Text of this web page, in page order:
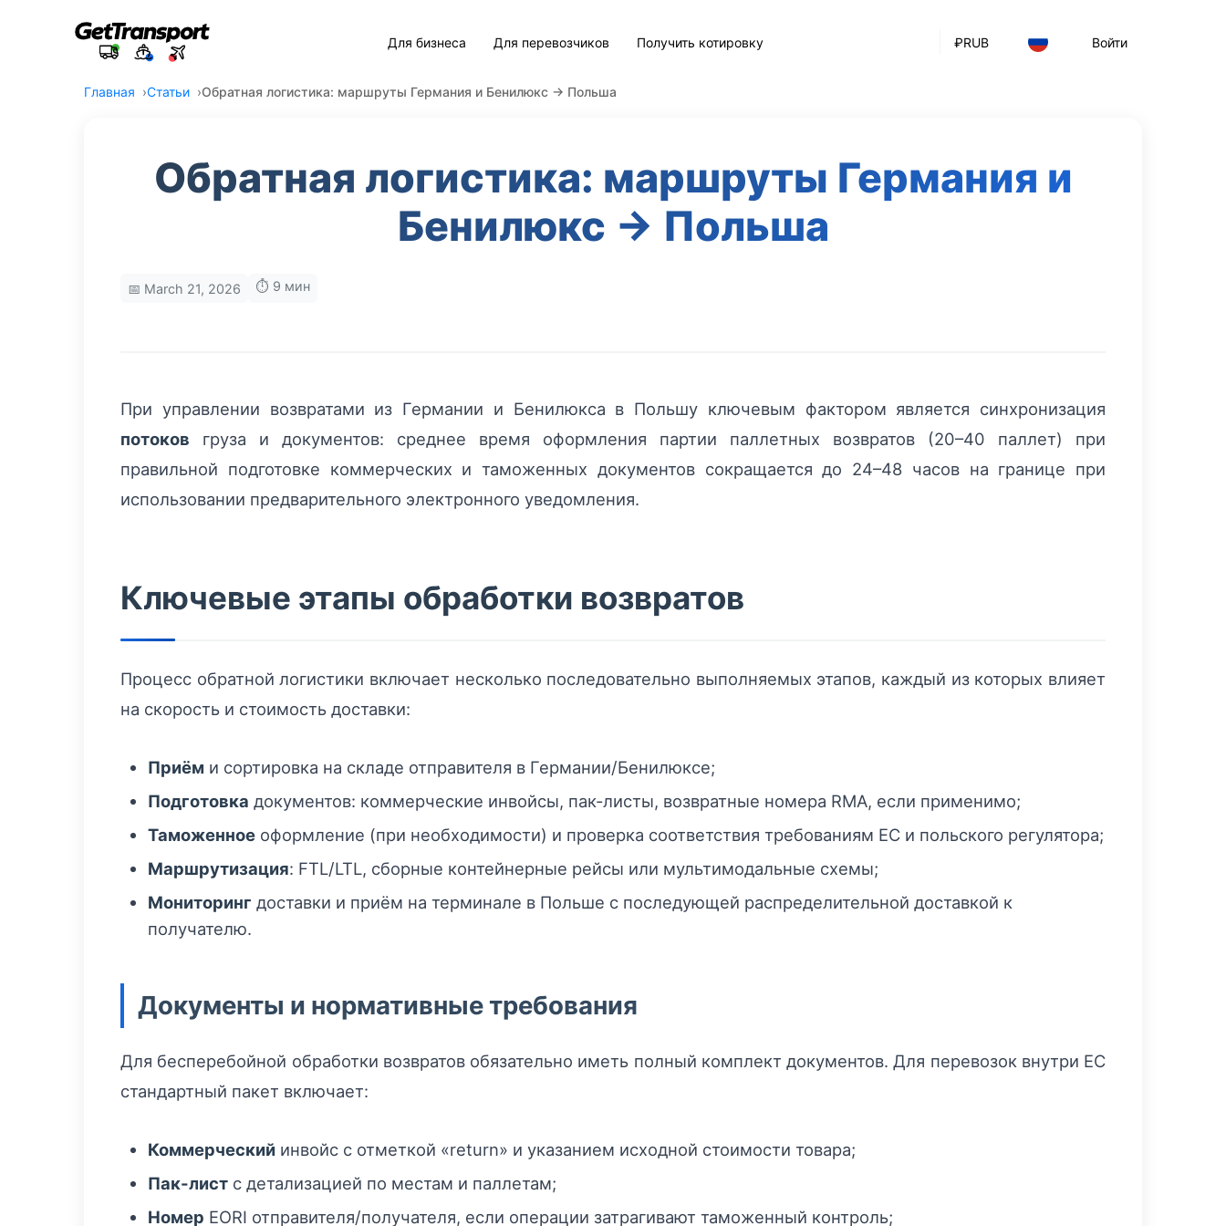
₽RUB Войти
Для бизнеса Для перевозчиков Получить котировку
Главная Статьи Обратная логистика: маршруты Германия и Бенилюкс → Польша
Обратная логистика: маршруты Германия и
Бенилюкс → Польша
📅 March 21, 2026 ⏱️ 9 мин
При управлении возвратами из Германии и Бенилюкса в Польшу ключевым фактором является синхронизация
потоков груза и документов: среднее время оформления партии паллетных возвратов (20–40 паллет) при
правильной подготовке коммерческих и таможенных документов сокращается до 24–48 часов на границе при
использовании предварительного электронного уведомления.
Ключевые этапы обработки возвратов
Процесс обратной логистики включает несколько последовательно выполняемых этапов, каждый из которых влияет
на скорость и стоимость доставки:
Приём и сортировка на складе отправителя в Германии/Бенилюксе;
Подготовка документов: коммерческие инвойсы, пак-листы, возвратные номера RMA, если применимо;
Таможенное оформление (при необходимости) и проверка соответствия требованиям ЕС и польского регулятора;
Маршрутизация: FTL/LTL, сборные контейнерные рейсы или мультимодальные схемы;
Мониторинг доставки и приём на терминале в Польше с последующей распределительной доставкой к
получателю.
Документы и нормативные требования
Для бесперебойной обработки возвратов обязательно иметь полный комплект документов. Для перевозок внутри ЕС
стандартный пакет включает:
Коммерческий инвойс с отметкой «return» и указанием исходной стоимости товара;
Пак-лист с детализацией по местам и паллетам;
Номер EORI отправителя/получателя, если операции затрагивают таможенный контроль;